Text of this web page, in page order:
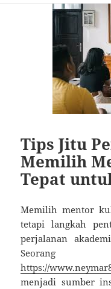
Tips Jitu
Memilih
Tepat
Memilih mentor
tetapi langkah
perjalanan
https://
menjadi sumber